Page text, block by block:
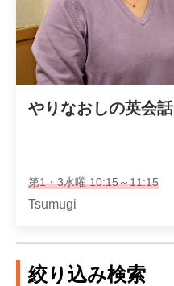
やりなおしの英会話
第1・3水曜 10:15～11:15
Tsumugi
絞り込み検索